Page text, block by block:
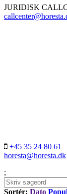
JURIDISK
+45 35 24 80 61
horesta@horesta.dk
;
Sortér: Dato